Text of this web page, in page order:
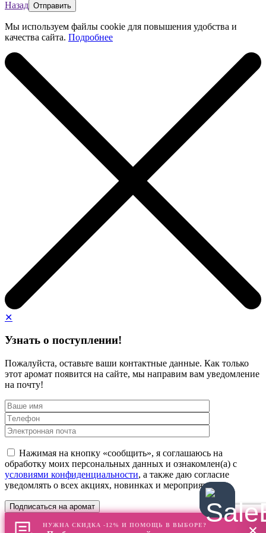
Назад
Мы используем файлы cookie для повышения удобства и
качества сайта. Подробнее
✕
Узнать о поступлении!
Пожалуйста, оставьте ваши контактные данные. Как только
этот аромат появится на сайте, мы направим вам уведомление
на почту!
Нажимая на кнопку «сообщить», я соглашаюсь на
обработку моих персональных данных и ознакомлен(а) с
условиями конфиденциальности, а также даю согласие
уведомлять о всех акциях, новинках и мероприятиях
НУЖНА СКИДКА -12% И ПОМОЩЬ В ВЫБОРЕ?